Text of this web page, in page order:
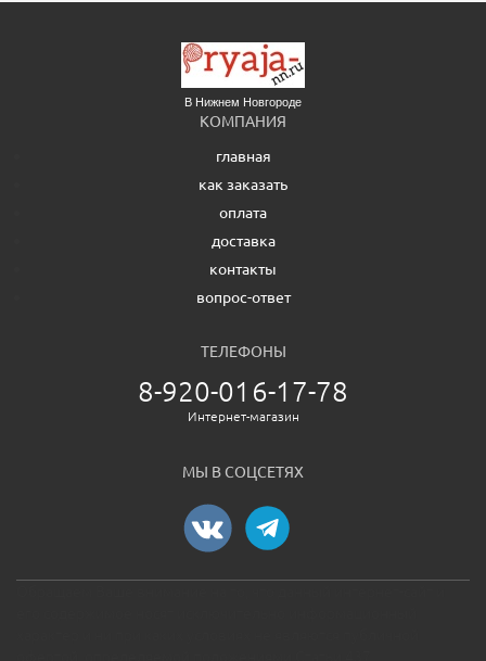
В Нижнем Новгороде
КОМПАНИЯ
главная
как заказать
оплата
доставка
контакты
вопрос-ответ
ТЕЛЕФОНЫ
8-920-016-17-78
Интернет-магазин
МЫ В СОЦСЕТЯХ